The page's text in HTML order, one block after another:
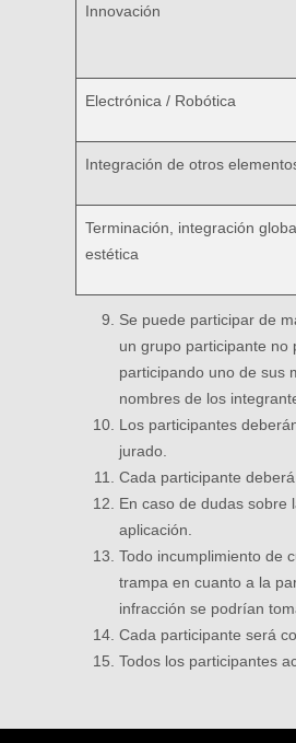
Innovación
Electrónica / Robótica
Integración de otros
Terminación, integración
estética
Se puede participar de
un grupo participante no
participando uno de sus
nombres de los
Los participantes
jurado.
Cada participante
En caso de dudas sobre
aplicación.
Todo incumplimiento de
trampa en cuanto a la
infracción se podrían
Cada participante será
Todos los participantes